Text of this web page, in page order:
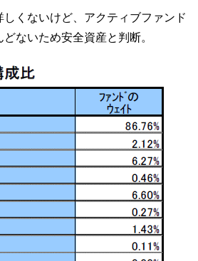
くないけど、アクティブファンド
ないため安全資産と判断。